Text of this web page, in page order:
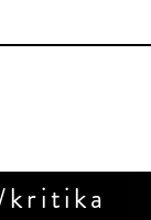
kritika